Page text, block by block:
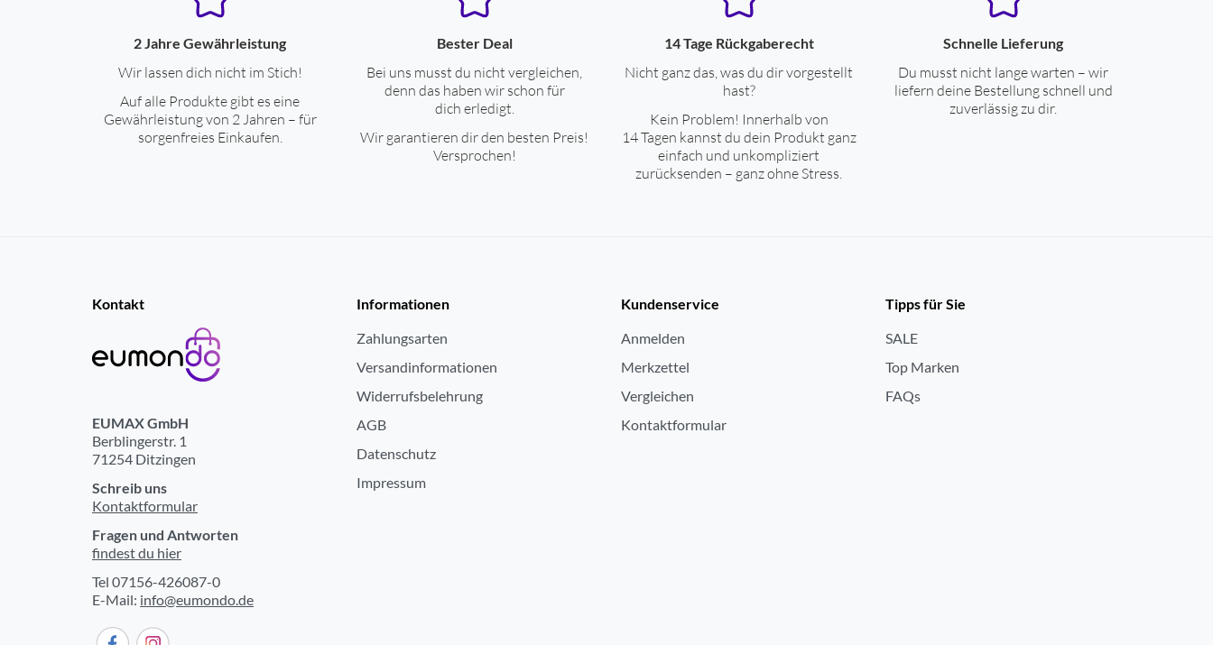
2 Jahre Gewährleistung
Wir lassen dich nicht im Stich!
Auf alle Produkte gibt es eine
Gewährleistung von 2 Jahren – für
sorgenfreies Einkaufen.
Bester Deal
Bei uns musst du nicht vergleichen,
denn das haben wir schon für
dich erledigt.
Wir garantieren dir den besten Preis!
Versprochen!
14 Tage Rückgaberecht
Nicht ganz das, was du dir vorgestellt
hast?
Kein Problem! Innerhalb von
14 Tagen kannst du dein Produkt ganz
einfach und unkompliziert
zurücksenden – ganz ohne Stress.
Schnelle Lieferung
Du musst nicht lange warten – wir
liefern deine Bestellung schnell und
zuverlässig zu dir.
Kontakt
EUMAX GmbH
Berblingerstr. 1
71254 Ditzingen
Schreib uns
Kontaktformular
Fragen und Antworten
findest du hier
Tel 07156-426087-0
E-Mail: info@eumondo.de
Informationen
Zahlungsarten
Versandinformationen
Widerrufsbelehrung
AGB
Datenschutz
Impressum
Kundenservice
Anmelden
Merkzettel
Vergleichen
Kontaktformular
Tipps für Sie
SALE
Top Marken
FAQs